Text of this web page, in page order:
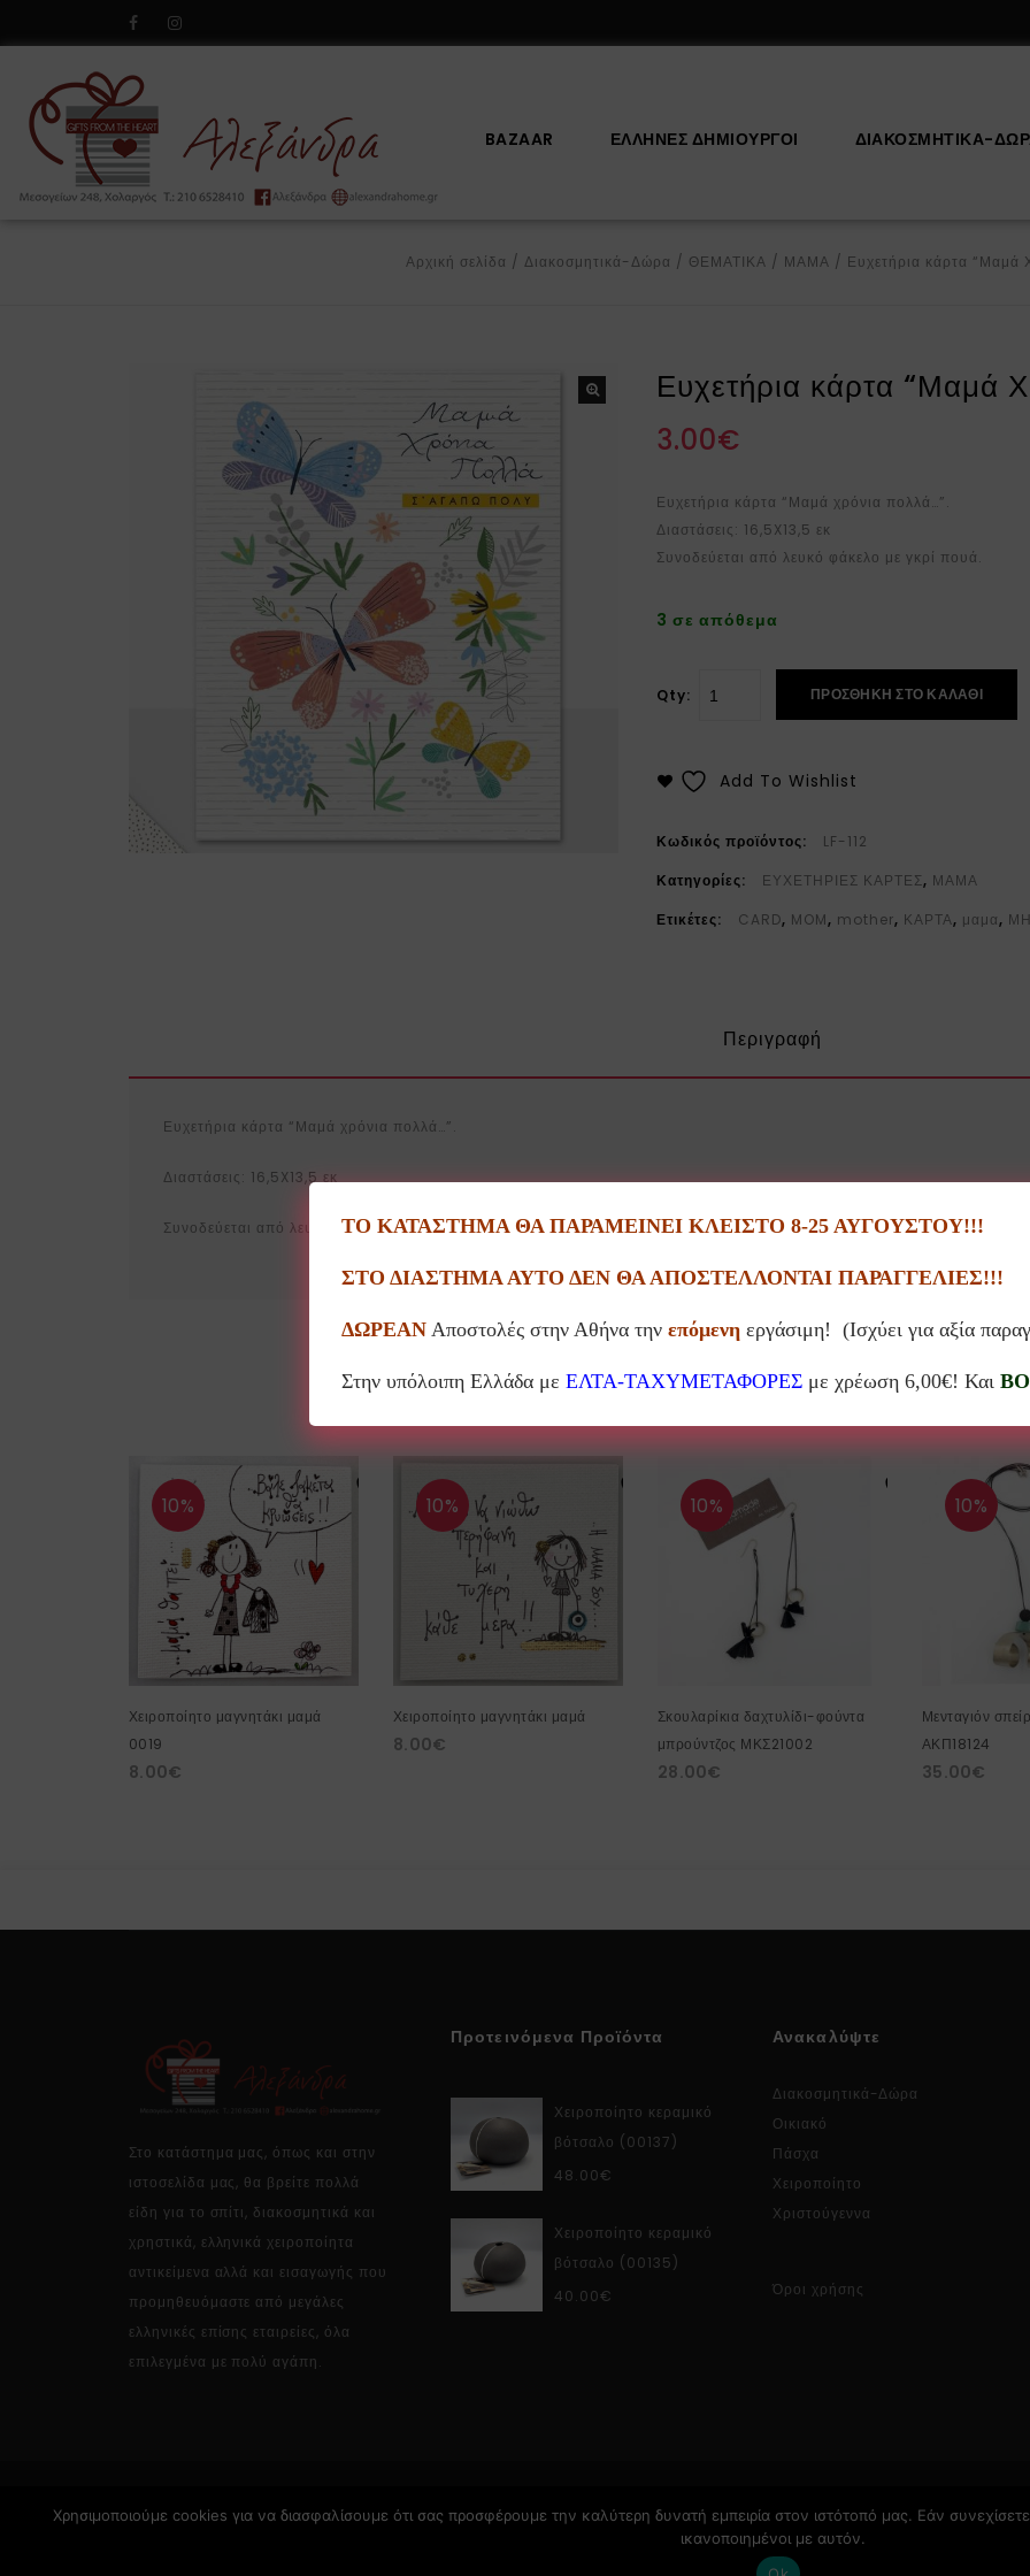
BAZAAR ΕΛΛΗΝΕΣ ΔΗΜΙΟΥΡΓΟΙ ΔΙΑΚΟΣΜΗΤΙΚΆ-
Αρχική σελίδα / Διακοσμητικά-Δώρα / ΘΕΜΑΤΙΚΑ / ΜΑΜΑ / Ευχετήρια κάρτα “Μαμά
Ευχετήρια κάρτα “Μαμά
3.00€
Ευχετήρια κάρτα “Μαμά χρόνια πολλά…”.
Διαστάσεις: 16,5X13,5 εκ
Συνοδεύεται από λευκό φάκελο με γκρί πουά.
3 σε απόθεμα
Qty: ΠΡΟΣΘΉΚΗ ΣΤΟ ΚΑΛΆΘΙ
Add To Wishlist
Κωδικός προϊόντος:
LF-112
Κατηγορίες:
ΕΥΧΕΤΗΡΙΕΣ ΚΑΡΤΕΣ, ΜΑΜΑ
Ετικέτες:
CARD, MOM, mother, ΚΑΡΤΑ, μαμα,
Περιγραφή
Ευχετήρια κάρτα “Μαμά χρόνια πολλά…”.
Διαστάσεις: 16,5X13,5 εκ
Συνοδεύεται από λευκό φάκελο με γκρί πουά.
Σχετικά προϊόντα
10%
Χειροποίητο μαγνητάκι μαμά
0019
8.00€
10%
Χειροποίητο μαγνητάκι μαμά
8.00€
10%
Σκουλαρίκια δαχτυλίδι-φούντα
μπρούντζος ΜΚΣ21002
28.00€
10%
Μενταγιόν
ΑΚΠ18124
35.00€
Στο κατάστημα μας, όπως και στην
ιστοσελίδα μας, θα βρείτε πολλά
είδη για το σπίτι, διακοσμητικά και
χρηστικά, ελληνικά χειροποίητα
αντικείμενα αλλά και εισαγωγής που
προμηθευόμαστε από μεγάλες
ελληνικές επίσης εταιρείες, όλα
επιλεγμένα με πολύ αγάπη.
Προτεινόμενα Προϊόντα
Χειροποίητο κεραμικό
βότσαλο (00137)
48.00€
Χειροποίητο κεραμικό
βότσαλο (00135)
40.00€
Ανακαλύψτε
Διακοσμητικά-Δώρα
Οικιακό
Πάσχα
Χειροποίητο
Χριστούγεννα
Όροι χρήσης
ΤΟ ΚΑΤΑΣΤΗΜΑ ΘΑ ΠΑΡΑΜΕΙΝΕΙ ΚΛΕΙΣΤΟ 8-25 ΑΥΓΟΥΣΤΟΥ!!!
ΣΤΟ ΔΙΑΣΤΗΜΑ ΑΥΤΟ ΔΕΝ ΘΑ ΑΠΟΣΤΕΛΛΟΝΤΑΙ ΠΑΡΑΓΓΕΛΙΕΣ!!!
ΔΩΡΕΑΝΑποστολές στην Αθήνα την επόμενηεργάσιμη! (Ισχύει για αξία
Στην υπόλοιπη Ελλάδα με ΕΛΤΑ-ΤΑΧΥΜΕΤΑΦΟΡΕΣμε χρέωση 6,00€! Και
Χρησιμοποιούμε cookies για να διασφαλίσουμε ότι σας προσφέρουμε την καλύτερη δυνατή εμπειρία στον ιστότοπό μας. Εάν
ικανοποιημένοι με αυτόν.